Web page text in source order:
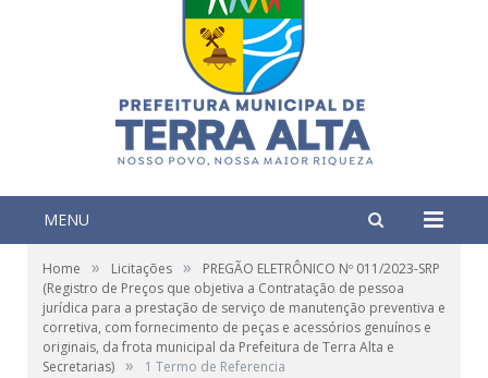
MENU
Home » Licitações »
PREGÃO ELETRÔNICO Nº 011/2023-SRP
(Registro de Preços que objetiva a Contratação de pessoa
jurídica para a prestação de serviço de manutenção preventiva e
corretiva, com fornecimento de peças e acessórios genuínos e
originais, da frota municipal da Prefeitura de Terra Alta e
Secretarias) » 1 Termo de Referencia